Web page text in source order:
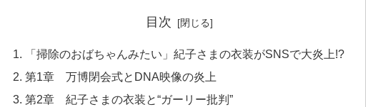
目次
「掃除のおばちゃんみたい」紀子さまの衣装がSNSで大炎上!?
第1章 万博閉会式とDNA映像の炎上
第2章 紀子さまの衣装と“ガーリー批判”